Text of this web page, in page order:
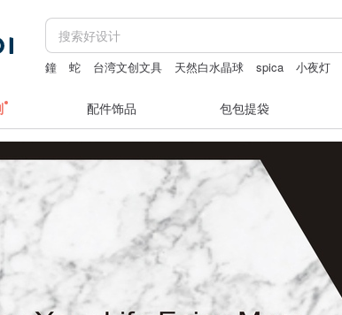
鐘 蛇 台湾文创文具 天然白水晶球 spica 小夜灯
配件饰品 包包提袋